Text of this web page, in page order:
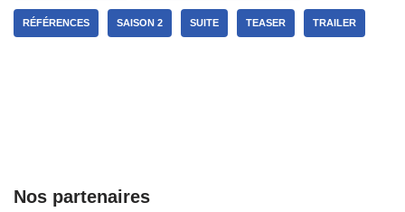
RÉFÉRENCES SAISON 2 SUITE TEASER TRAILER
Nos partenaires